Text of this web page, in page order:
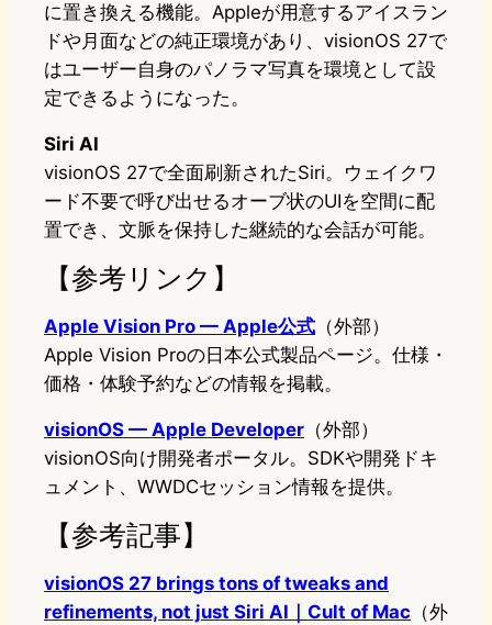
に置き換える機能。Appleが用意するアイスラン
ドや月面などの純正環境があり、visionOS 27で
はユーザー自身のパノラマ写真を環境として設
定できるようになった。
Siri AI
visionOS 27で全面刷新されたSiri。ウェイクワ
ード不要で呼び出せるオーブ状のUIを空間に配
置でき、文脈を保持した継続的な会話が可能。
【参考リンク】
Apple Vision Pro — Apple公式 （外部）
Apple Vision Proの日本公式製品ページ。仕様・
価格・体験予約などの情報を掲載。
visionOS — Apple Developer （外部）
visionOS向け開発者ポータル。SDKや開発ドキ
ュメント、WWDCセッション情報を提供。
【参考記事】
visionOS 27 brings tons of tweaks and
refinements, not just Siri AI｜Cult of Mac （外